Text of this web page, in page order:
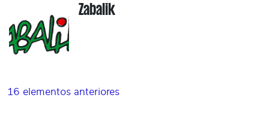
Zabalik
16 elementos anteriores